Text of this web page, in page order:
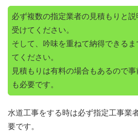
必ず複数の指定業者の見積もりと説
受けてください。
そして、吟味を重ねて納得できるま
てください。
見積もりは有料の場合もあるので
も必要です。
水道工事をする時は必ず指定工事業
要です。